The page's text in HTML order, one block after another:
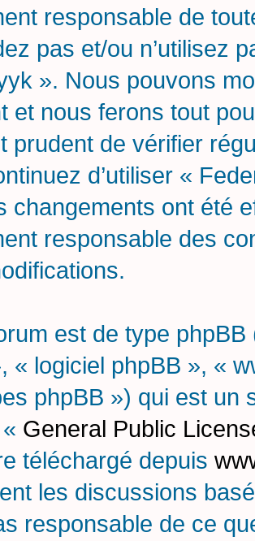
responsable de
pas et/ou n’utilisez
». Nous pouvons
et nous ferons tout
prudent de vérifier
d’utiliser «
changements ont été
responsable des
est de type
« logiciel phpBB », «
phpBB ») qui est un
General Public
téléchargé depuis
les discussions
responsable de ce